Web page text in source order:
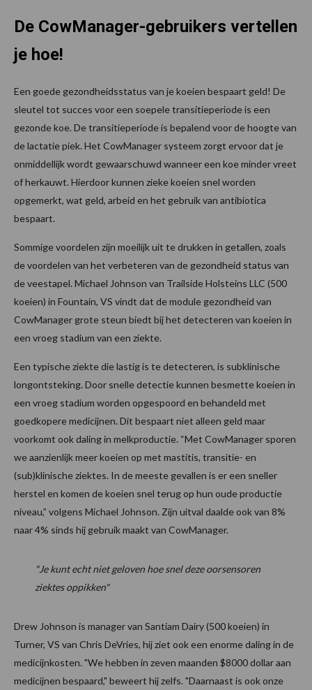
De CowManager-gebruikers vertellen
je hoe!
Een goede gezondheidsstatus van je koeien bespaart geld! De
sleutel tot succes voor een soepele transitieperiode is een
gezonde koe. De transitieperiode is bepalend voor de hoogte van
de lactatie piek. Het CowManager systeem zorgt ervoor dat je
onmiddellijk wordt gewaarschuwd wanneer een koe minder vreet
of herkauwt. Hierdoor kunnen zieke koeien snel worden
opgemerkt, wat geld, arbeid en het gebruik van antibiotica
bespaart.
Sommige voordelen zijn moeilijk uit te drukken in getallen, zoals
de voordelen van het verbeteren van de gezondheid status van
de veestapel. Michael Johnson van Trailside Holsteins LLC (500
koeien) in Fountain, VS vindt dat de module gezondheid van
CowManager grote steun biedt bij het detecteren van koeien in
een vroeg stadium van een ziekte.
Een typische ziekte die lastig is te detecteren, is subklinische
longontsteking. Door snelle detectie kunnen besmette koeien in
een vroeg stadium worden opgespoord en behandeld met
goedkopere medicijnen. Dit bespaart niet alleen geld maar
voorkomt ook daling in melkproductie. “Met CowManager sporen
we aanzienlijk meer koeien op met mastitis, transitie- en
(sub)klinische ziektes. In de meeste gevallen is er een sneller
herstel en komen de koeien snel terug op hun oude productie
niveau,” volgens Michael Johnson. Zijn uitval daalde ook van 8%
naar 4% sinds hij gebruik maakt van CowManager.
"Je kunt echt niet geloven hoe snel deze oorsensoren
ziektes oppikken"
Drew Johnson is manager van Santiam Dairy (500 koeien) in
Turner, VS van Chris DeVries, hij ziet ook een enorme daling in de
medicijnkosten. "We hebben in zeven maanden $8000 dollar aan
medicijnen bespaard," beweert hij zelfs. "Daarnaast is ook onze